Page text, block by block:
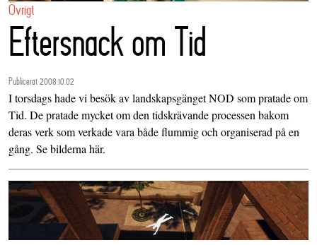
Övrigt
Eftersnack om Tid
Publicerat 2008.10.02
I torsdags hade vi besök av landskapsgängetNOD som pratade om
Tid. De pratade mycket om den tidskrävande processen bakom
deras verk som verkade vara både flummig och organiserad på en
gång. Se bilderna här.